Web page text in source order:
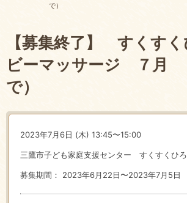
で）
【募集終了】 すくす
ビーマッサージ ７月
で）
2023年7月6日 (木) 13:45〜15:00
三鷹市子ども家庭支援センター すくすくひ
募集期間： 2023年6月22日〜2023年7月5日